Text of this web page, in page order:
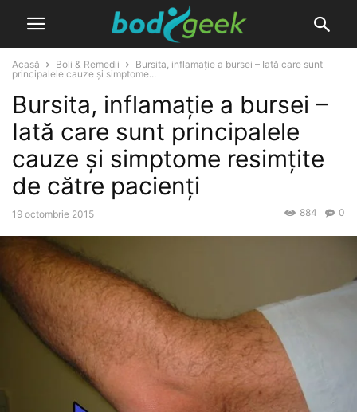
Acasă Boli & Remedii
Bursita, inflamație a bursei – Iată care sunt
principalele cauze și simptome...
Bursita, inflamație a bursei –
Iată care sunt principalele
cauze și simptome resimțite
de către pacienți
19 octombrie 2015 0
884